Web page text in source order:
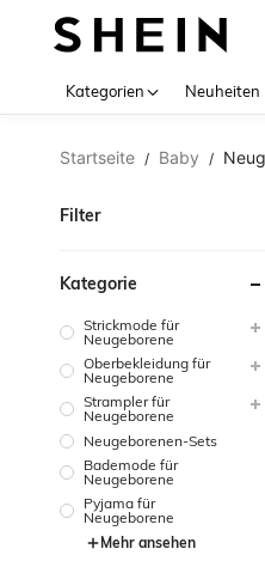
Kategorien Neuheiten
Startseite / Baby /
Filter
Kategorie
Strickmode für
Neugeborene
Oberbekleidung für
Neugeborene
Strampler für
Neugeborene
Neugeborenen-Sets
Bademode für
Neugeborene
Pyjama für
Neugeborene
Mehr ansehen